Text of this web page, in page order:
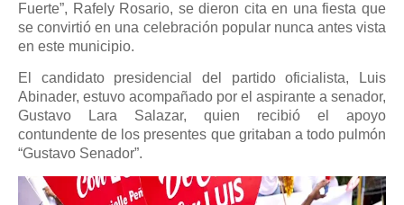
Fuerte”, Rafely Rosario, se dieron cita en una fiesta que
se convirtió en una celebración popular nunca antes vista
en este municipio.
El candidato presidencial del partido oficialista, Luis
Abinader, estuvo acompañado por el aspirante a senador,
Gustavo Lara Salazar, quien recibió el apoyo
contundente de los presentes que gritaban a todo pulmón
“Gustavo Senador”.